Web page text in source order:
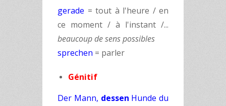
gerade = tout à l'heure / en
ce moment / à l'instant /...
beaucoup de sens possibles
sprechen = parler
Génitif
Der Mann, dessen Hunde du